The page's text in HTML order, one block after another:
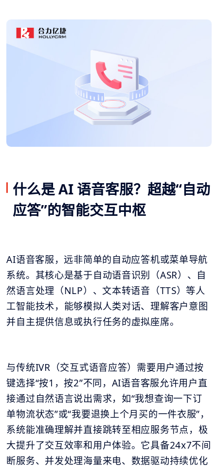
什么是 AI 语音客服？超越“自动
应答”的智能交互中枢
AI语音客服，远非简单的自动应答机或菜单导航
系统。其核心是基于自动语音识别（ASR）、自
然语言处理（NLP）、文本转语音（TTS）等人
工智能技术，能够模拟人类对话、理解客户意图
并自主提供信息或执行任务的虚拟座席。
与传统IVR（交互式语音应答）需要用户通过按
键选择“按1，按2”不同，AI语音客服允许用户直
接通过自然语言说出需求，如“我想查询一下订
单物流状态”或“我要退换上个月买的一件衣服”，
系统能准确理解并直接跳转至相应服务节点，极
大提升了交互效率和用户体验。它具备24x7不间
断服务、并发处理海量来电、数据驱动持续优化